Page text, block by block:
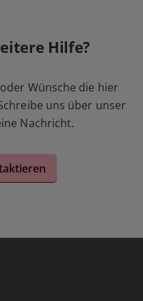
Hilfe?
Wünsche die hier
uns über unser
Nachricht.